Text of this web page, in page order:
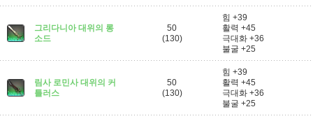
그리다니아 대위의 롱
소드
50
(130)
힘 +39
활력 +45
극대화 +36
불굴 +25
림사 로민사 대위의 커
틀러스
50
(130)
힘 +39
활력 +45
극대화 +36
불굴 +25